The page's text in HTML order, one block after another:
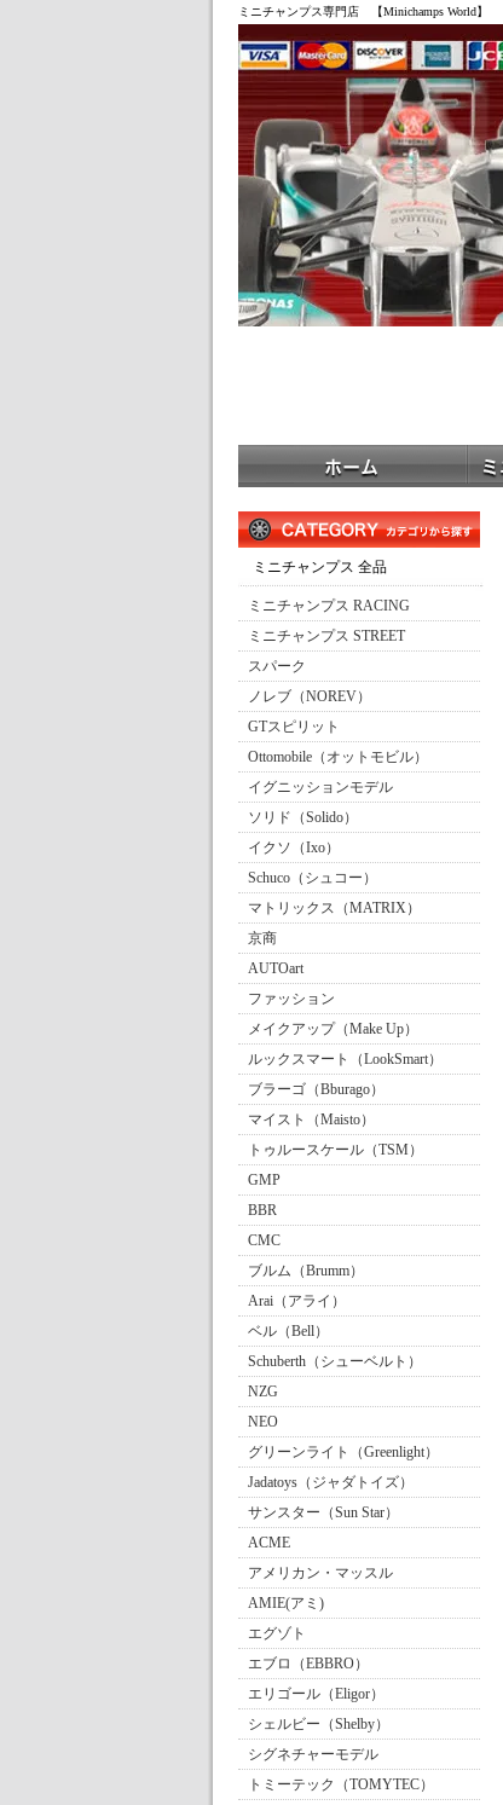
ミニチャンプス専門店 【Minichamps World】
ミニチャンプス 全品
ミニチャンプス RACING
ミニチャンプス STREET
スパーク
ノレブ（NOREV）
GTスピリット
Ottomobile（オットモビル）
イグニッションモデル
ソリド（Solido）
イクソ（Ixo）
Schuco（シュコー）
マトリックス（MATRIX）
京商
AUTOart
ファッション
メイクアップ（Make Up）
ルックスマート（LookSmart）
ブラーゴ（Bburago）
マイスト（Maisto）
トゥルースケール（TSM）
GMP
BBR
CMC
ブルム（Brumm）
Arai（アライ）
ベル（Bell）
Schuberth（シューベルト）
NZG
NEO
グリーンライト（Greenlight）
Jadatoys（ジャダトイズ）
サンスター（Sun Star）
ACME
アメリカン・マッスル
AMIE(アミ)
エグゾト
エブロ（EBBRO）
エリゴール（Eligor）
シェルビー（Shelby）
シグネチャーモデル
トミーテック（TOMYTEC）